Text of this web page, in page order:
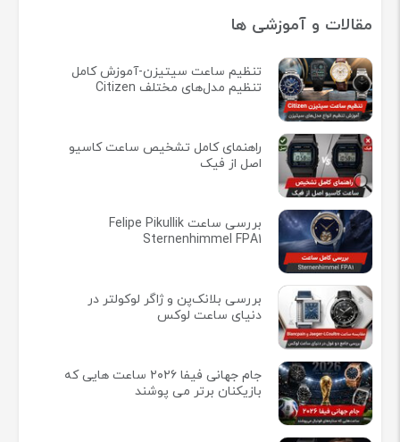
مقالات و آموزشی ها
تنظیم ساعت سیتیزن-آموزش کامل
تنظیم مدل‌های مختلف Citizen
راهنمای کامل تشخیص ساعت کاسیو
اصل از فیک
بررسی ساعت Felipe Pikullik
Sternenhimmel FPA1
بررسی بلانک‌پن و ژاگر لوکولتر در
دنیای ساعت لوکس
جام جهانی فیفا ۲۰۲۶ ساعت هایی که
بازیکنان برتر می پوشند